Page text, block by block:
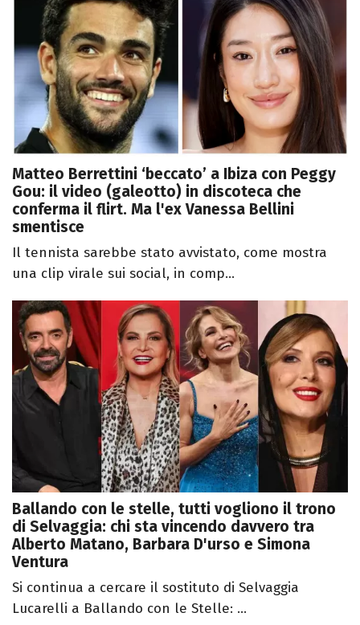
Matteo Berrettini ‘beccato’ a Ibiza con Peggy
Gou: il video (galeotto) in discoteca che
conferma il flirt. Ma l'ex Vanessa Bellini
smentisce
Il tennista sarebbe stato avvistato, come mostra
una clip virale sui social, in comp...
Ballando con le stelle, tutti vogliono il trono
di Selvaggia: chi sta vincendo davvero tra
Alberto Matano, Barbara D'urso e Simona
Ventura
Si continua a cercare il sostituto di Selvaggia
Lucarelli a Ballando con le Stelle: ...